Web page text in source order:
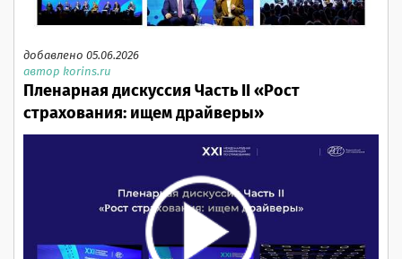
добавлено 05.06.2026
автор korins.ru
Пленарная дискуссия Часть II «Рост
страхования: ищем драйверы»